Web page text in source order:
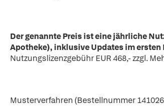
Der genannte Preis ist eine jährliche
Apotheke), inklusive Updates im ersten
Nutzungslizenzgebühr EUR 468,- zzgl.
Musterverfahren (Bestellnummer